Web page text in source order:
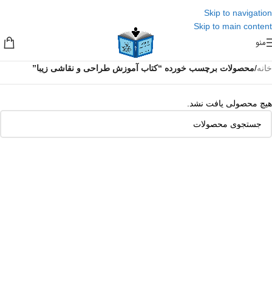
Skip to navigation
Skip to main content
منو
خانه/محصولات برچسب خورده “کتاب آموزش طراحی و نقاشی زیبا”
هیچ محصولی یافت نشد.